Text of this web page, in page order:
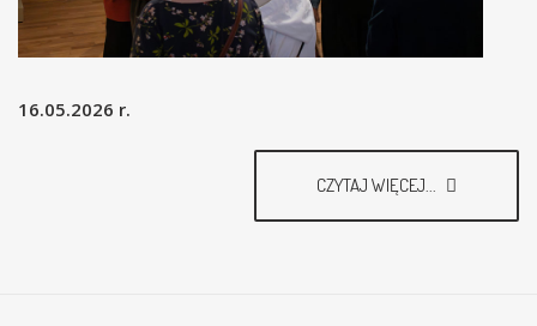
16.05.2026 r.
CZYTAJ WIĘCEJ...